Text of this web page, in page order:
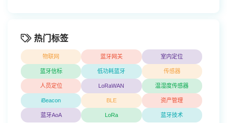
热门标签
物联网 蓝牙网关 室内定位
蓝牙信标 低功耗蓝牙 传感器
人员定位 LoRaWAN 温湿度传感器
iBeacon BLE 资产管理
蓝牙AoA LoRa 蓝牙技术